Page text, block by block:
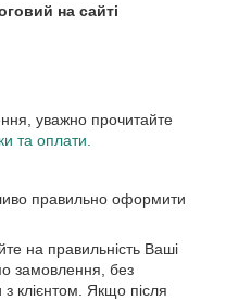
на сайті
уважно прочитайте
та оплати.
правильно оформити
на правильність Ваші
замовлення, без
клієнтом. Якщо після